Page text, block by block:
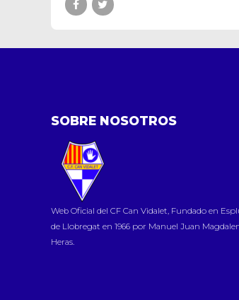
SOBRE NOSOTROS
Web Oficial del CF Can Vidalet, Fundado en
de Llobregat en 1966 por Manuel Juan
Heras.